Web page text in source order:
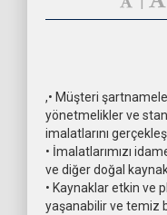
,• Müşteri
yönetmelikler ve
imalatlarını
• İmalatlarımızı
ve diğer doğal
• Kaynaklar etkin ve
yaşanabilir ve temiz